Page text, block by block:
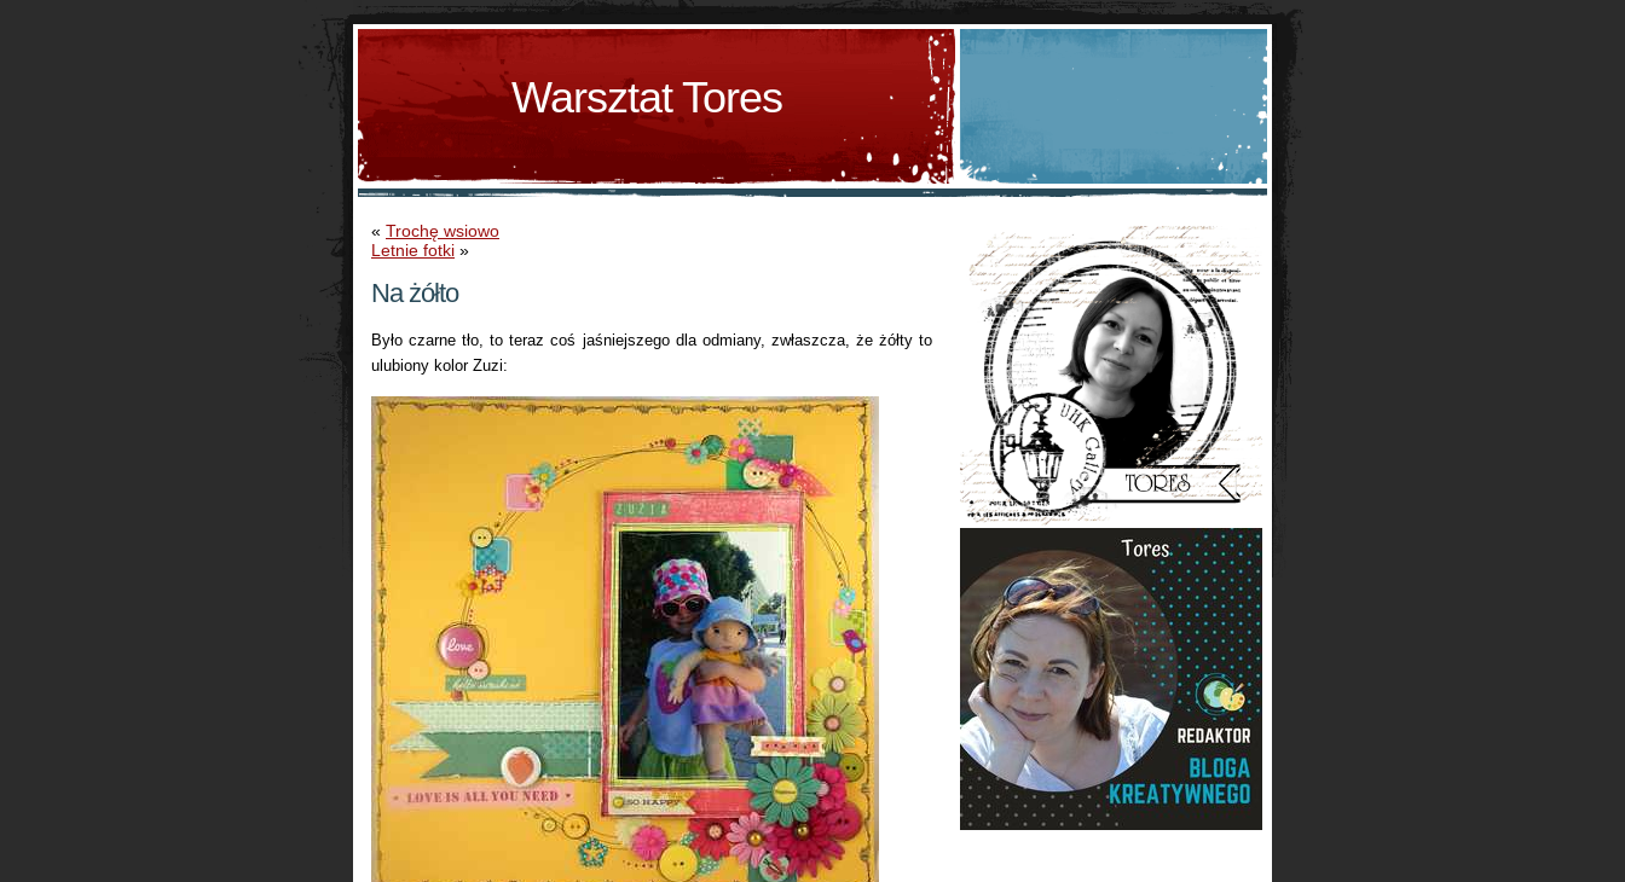
Warsztat Tores
« Trochę wsiowo
Letnie fotki »
Na żółto
Było czarne tło, to teraz coś jaśniejszego dla odmiany, zwłaszcza, że żółty to
ulubiony kolor Zuzi: